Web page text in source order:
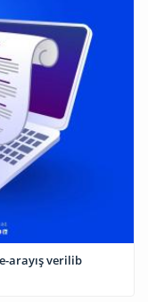
arayış verilib